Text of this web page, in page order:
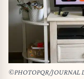
©PHOTOPQR/JOURNAL